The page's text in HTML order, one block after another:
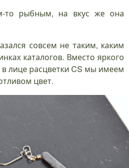
то рыбным, на вкус же она
совсем не таким, каким
каталогов. Вместо яркого
лице расцветки CS мы имеем
цвет.